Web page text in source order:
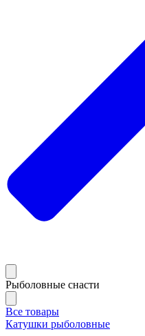
Рыболовные снасти
Все товары
Катушки рыболовные